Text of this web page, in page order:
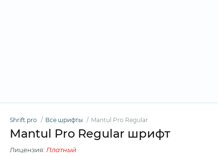
Shrift.pro Все шрифты Mantul Pro Regular
Mantul Pro Regular шрифт
Лицензия: Платный